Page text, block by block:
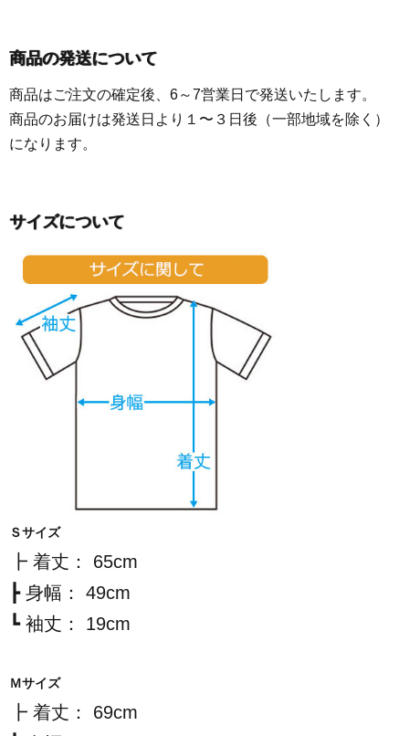
商品の発送について
商品はご注文の確定後、6～7営業日で発送いたします。
商品のお届けは発送日より１〜３日後（一部地域を除く）
になります。
サイズについて
Ｓサイズ
┣ 着丈： 65cm
┣ 身幅： 49cm
┗ 袖丈： 19cm
Ｍサイズ
┣ 着丈： 69cm